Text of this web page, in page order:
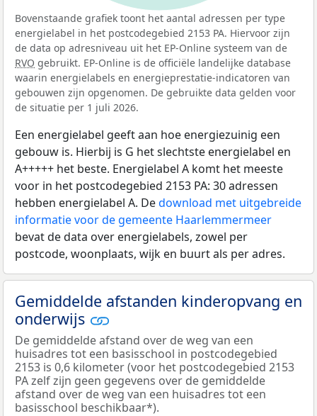
Bovenstaande grafiek toont het aantal adressen per type
energielabel in het postcodegebied 2153 PA. Hiervoor zijn
de data op adresniveau uit het EP-Online systeem van de
RVO gebruikt. EP-Online is de officiële landelijke database
waarin energielabels en energieprestatie-indicatoren van
gebouwen zijn opgenomen. De gebruikte data gelden voor
de situatie per 1 juli 2026.
Een energielabel geeft aan hoe energiezuinig een
gebouw is. Hierbij is G het slechtste energielabel en
A+++++ het beste. Energielabel A komt het meeste
voor in het postcodegebied 2153 PA: 30 adressen
hebben energielabel A. Dedownload met uitgebreide
informatie voor de gemeente Haarlemmermeer
bevat de data over energielabels, zowel per
postcode, woonplaats, wijk en buurt als per adres.
Gemiddelde afstanden kinderopvang en
onderwijs
De gemiddelde afstand over de weg van een
huisadres tot een basisschool in postcodegebied
2153 is 0,6 kilometer (voor het postcodegebied 2153
PA zelf zijn geen gegevens over de gemiddelde
afstand over de weg van een huisadres tot een
basisschool beschikbaar*).